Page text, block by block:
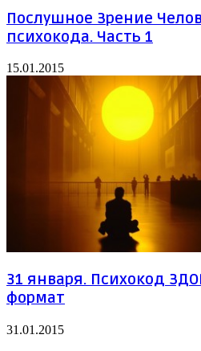
Послушное Зрение
психокода. Часть 1
15.01.2015
31 января. Психокод
формат
31.01.2015